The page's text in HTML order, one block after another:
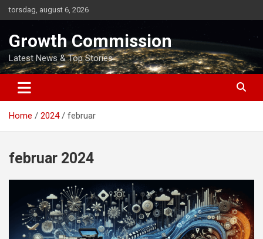
Skip
to
torsdag, august 6, 2026
Growth Commission
Latest News & Top Stories
Home 2024 februar
februar 2024